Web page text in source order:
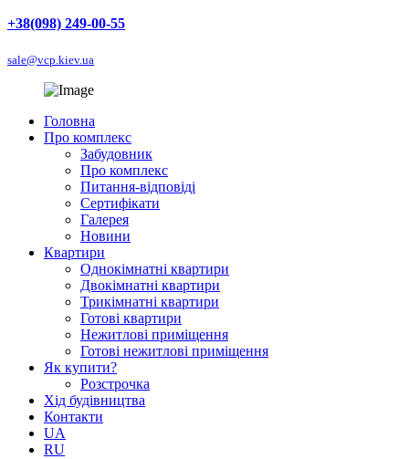
+38(098) 249-00-55
sale@vcp.kiev.ua
Головна
Про комплекс
Забудовник
Про комплекс
Питання-відповіді
Сертифікати
Галерея
Новини
Квартири
Однокімнатні квартири
Двокімнатні квартири
Трикімнатні квартири
Готові квартири
Нежитлові приміщення
Готові нежитлові приміщення
Як купити?
Розстрочка
Хід будівництва
Контакти
UA
RU